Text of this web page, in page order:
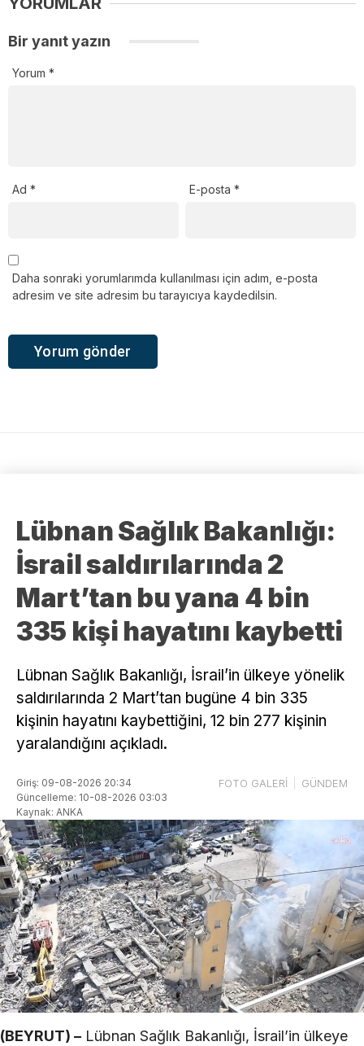
Bir yanıt yazın
Yorum *
Ad * E-posta*
Daha sonraki yorumlarımda kullanılması için adım, e-posta
adresim ve site adresim bu tarayıcıya kaydedilsin.
Lübnan Sağlık Bakanlığı:
İsrail saldırılarında 2
Mart’tan bu yana 4 bin
335 kişi hayatını kaybetti
Lübnan Sağlık Bakanlığı, İsrail’in ülkeye yönelik
saldırılarında 2 Mart’tan bugüne 4 bin 335
kişinin hayatını kaybettiğini, 12 bin 277 kişinin
yaralandığını açıkladı.
Giriş: 09-08-2026 20:34
Güncelleme: 10-08-2026 03:03
Kaynak: ANKA
FOTO GALERİ GÜNDEM
(BEYRUT) – Lübnan Sağlık Bakanlığı, İsrail’in ülkeye